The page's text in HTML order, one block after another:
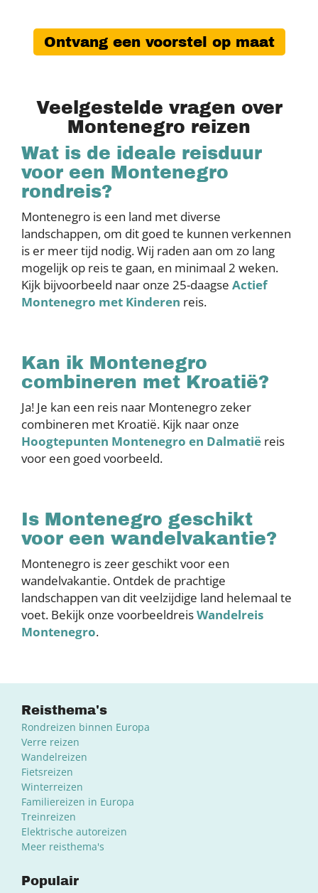
Ontvang een voorstel op maat
Veelgestelde vragen over
Montenegro reizen
Wat is de ideale reisduur
voor een Montenegro
rondreis?
Montenegro is een land met diverse
landschappen, om dit goed te kunnen verkennen
is er meer tijd nodig. Wij raden aan om zo lang
mogelijk op reis te gaan, en minimaal 2 weken.
Kijk bijvoorbeeld naar onze 25-daagse Actief
Montenegro met Kinderen reis.
Kan ik Montenegro
combineren met Kroatië?
Ja! Je kan een reis naar Montenegro zeker
combineren met Kroatië. Kijk naar onze
Hoogtepunten Montenegro en Dalmatië reis
voor een goed voorbeeld.
Is Montenegro geschikt
voor een wandelvakantie?
Montenegro is zeer geschikt voor een
wandelvakantie. Ontdek de prachtige
landschappen van dit veelzijdige land helemaal te
voet. Bekijk onze voorbeeldreisWandelreis
Montenegro.
Reisthema's
Rondreizen binnen Europa
Verre reizen
Wandelreizen
Fietsreizen
Winterreizen
Familiereizen in Europa
Treinreizen
Elektrische autoreizen
Meer reisthema's
Populair